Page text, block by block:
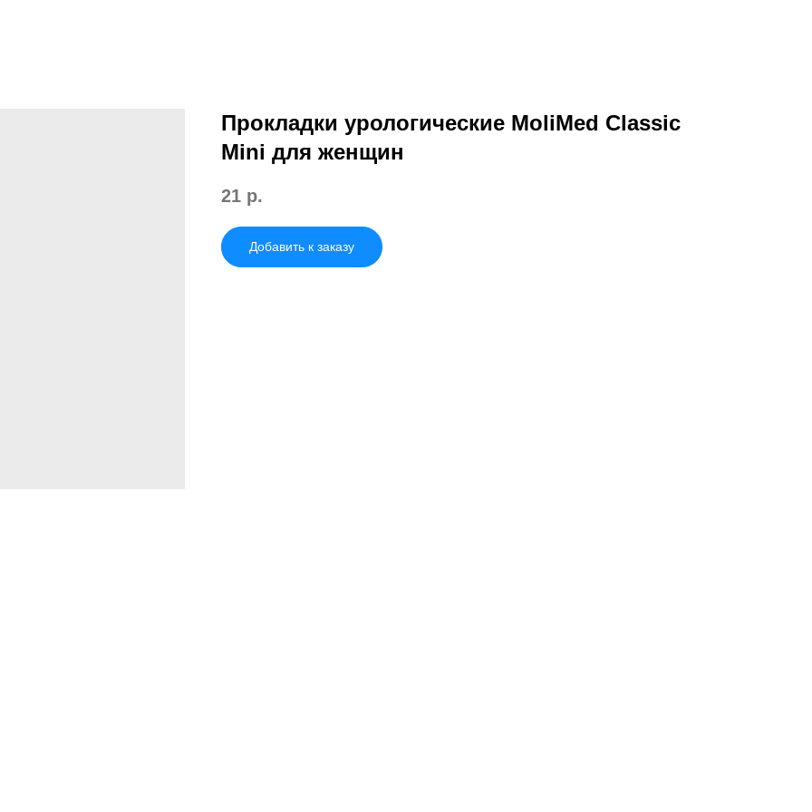
Прокладки урологические MoliMed Classic
Mini для женщин
21 р.
Добавить к заказу